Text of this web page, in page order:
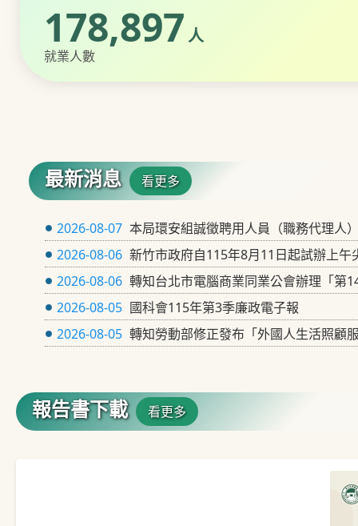
178,897人
就業人數
最新消息 看更多
2026-08-07 本局環安組誠徵聘用人員（職務代理人
2026-08-06 新竹市政府自115年8月11日起試辦上午
2026-08-06 轉知台北市電腦商業同業公會辦理「第
2026-08-05 國科會115年第3季廉政電子報
2026-08-05 轉知勞動部修正發布「外國人生活照顧
報告書下載 看更多